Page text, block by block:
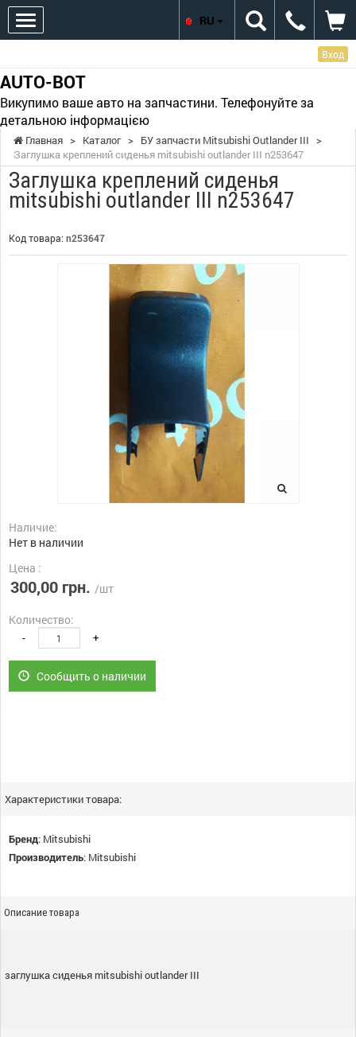
Вход
AUTO-BOT
Викупимо ваше авто на запчастини. Телефонуйте за
детальною інформацією
RU
Главная > Каталог > БУ запчасти Mitsubishi Outlander III
>
Заглушка креплений сиденья mitsubishi outlander III n253647
Заглушка креплений сиденья
mitsubishi outlander III n253647
Код товара: n253647
Наличие:
Нет в наличии
Цена :
300,00 грн. /шт
Количество:
- +
Сообщить о наличии
Характеристики товара:
Бренд: Mitsubishi
Производитель: Mitsubishi
Описание товара
заглушка сиденья mitsubishi outlander III